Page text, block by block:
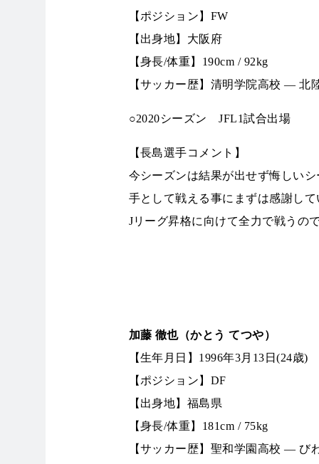
【ポジション】FW
【出身地】大阪府
【身長/体重】190cm / 92kg
【サッカー歴】清明学院高校 ―
○2020シーズン JFL1試合出場
【長島選手コメント】
今シーズンは結果が出せず悔しい
手として戦える事にまずは感謝し
Jリーグ昇格に向けて全力で戦うの
加藤 徹也（かとう てつや）
【生年月日】1996年3月13日(24歳)
【ポジション】DF
【出身地】福島県
【身長/体重】181cm / 75kg
【サッカー歴】聖和学園高校 ―